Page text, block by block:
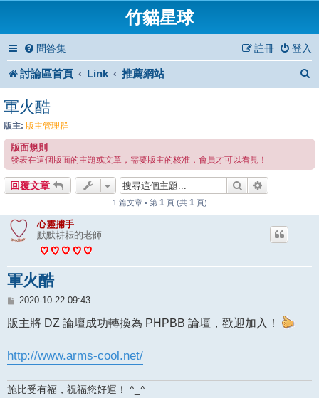
竹貓星球
問答集 登入
註冊
討論區首頁 Link 推薦網站
軍火酷
版主: 版主管理群
版面規則
發表在這個版面的主題或文章，需要版主的核准，會員才可以看見！
回覆文章 搜尋
1 篇文章 • 第 1 頁 (共 1 頁)
心靈捕手
默默耕耘的老師
軍火酷
文
2020-10-22 09:43
版主將 DZ 論壇成功轉換為 PHPBB 論壇，歡迎加入！
http://www.arms-cool.net/
施比受有福，祝福您好運！ ^_^